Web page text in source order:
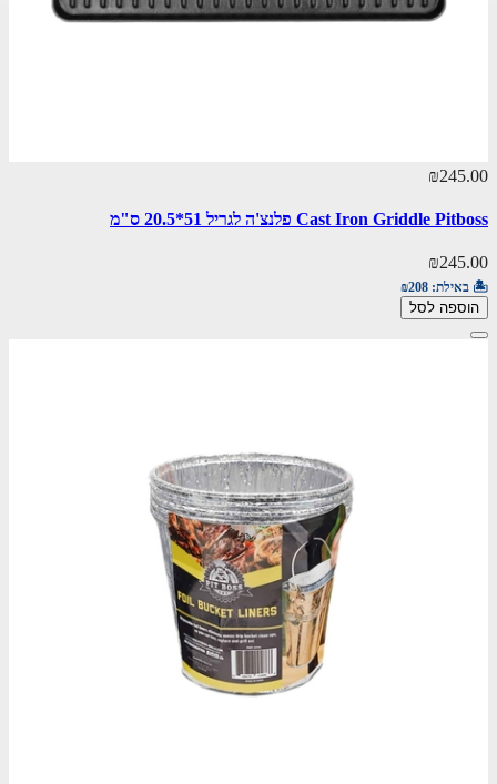
₪245.00
Cast Iron Griddle Pitboss פלנצ'ה לגריל 51*20.5 ס"מ
₪245.00
🏝️ באילת: ₪208
הוספה לסל